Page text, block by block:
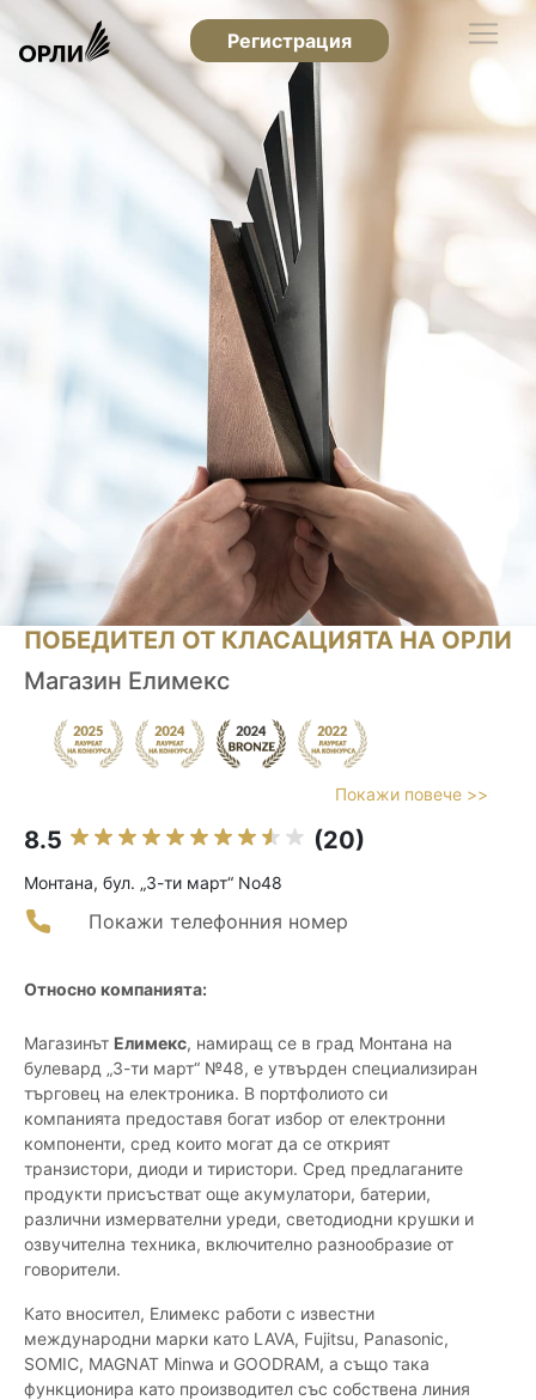
Регистрация
ПОБЕДИТЕЛ ОТ КЛАСАЦИЯТА НА ОРЛИ
Магазин Елимекс
Покажи повече >>
8.5 (20)
Монтана, бул. „3-ти март“ No48
Покажи телефонния номер
Относно компанията:
Магазинът Елимекс, намиращ се в град Монтана на
булевард „3-ти март“ №48, е утвърден специализиран
търговец на електроника. В портфолиото си
компанията предоставя богат избор от електронни
компоненти, сред които могат да се открият
транзистори, диоди и тиристори. Сред предлаганите
продукти присъстват още акумулатори, батерии,
различни измервателни уреди, светодиодни крушки и
озвучителна техника, включително разнообразие от
говорители.
Като вносител, Елимекс работи с известни
международни марки като LAVA, Fujitsu, Panasonic,
SOMIC, MAGNAT Minwa и GOODRAM, а също така
функционира като производител със собствена линия